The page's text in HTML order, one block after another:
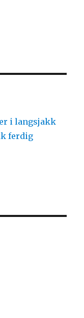
i langsjakk
ferdig